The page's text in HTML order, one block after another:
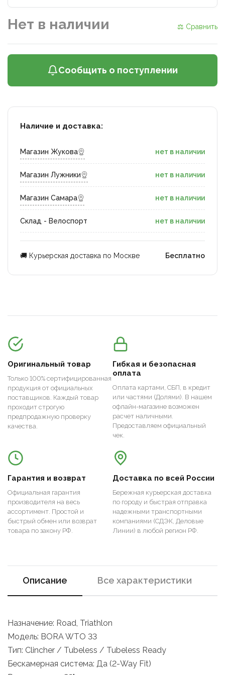
Нет в наличии ⚖ Сравнить
Сообщить о поступлении
Наличие и доставка:
Магазин Жукова нет в наличии
Магазин Лужники нет в наличии
Магазин Самара нет в наличии
Склад - Велоспорт нет в наличии
🚚 Курьерская доставка по Москве Бесплатно
Оригинальный товар
Только 100% сертифицированная
продукция от официальных
поставщиков. Каждый товар
проходит строгую
предпродажную проверку
качества.
Гибкая и безопасная
оплата
Оплата картами, СБП, в кредит
или частями (Долями). В нашем
офлайн-магазине возможен
расчет наличными.
Предоставляем официальный
чек.
Гарантия и возврат
Официальная гарантия
производителя на весь
ассортимент. Простой и
быстрый обмен или возврат
товара по закону РФ.
Доставка по всей России
Бережная курьерская доставка
по городу и быстрая отправка
надежными транспортными
компаниями (СДЭК, Деловые
Линии) в любой регион РФ.
Описание Все характеристики
Назначение: Road, Triathlon
Модель: BORA WTO 33
Тип: Clincher / Tubeless / Tubeless Ready
Бескамерная система: Да (2-Way Fit)